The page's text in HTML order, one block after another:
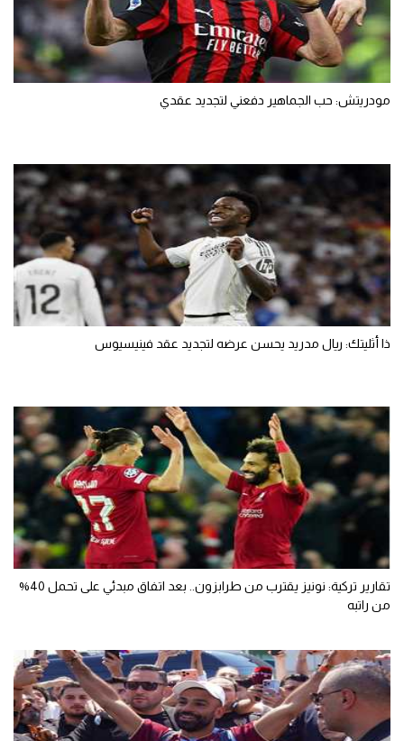
مودريتش: حب الجماهير دفعني لتجديد عقدي
ذا أثليتك: ريال مدريد يحسن عرضه لتجديد عقد فينيسيوس
تقارير تركية: نونيز يقترب من طرابزون.. بعد اتفاق مبدئي على تحمل 40%
من راتبه